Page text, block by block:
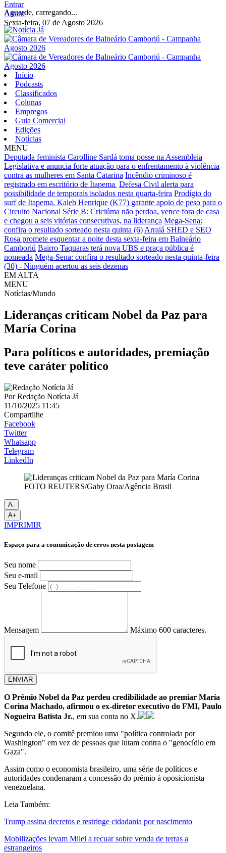
Aguarde, carregando...
Entrar
Assine
Sexta-feira, 07 de Agosto 2026
Início
Podcasts
Classificados
Colunas
Empregos
Guia Comercial
Edições
Notícias
MENU
Deputada feminista Carolline Sardá toma posse na Assembleia
Legislativa e anuncia forte atuação para o enfrentamento à violência
contra as mulheres em Santa Catarina Incêndio criminoso é
registrado em escritório de Itapema Defesa Civil alerta para
possibilidade de temporais isolados nesta quarta-feira Prodígio do
surf de Itapema, Kaleb Henrique (K77) garante apoio de peso para o
Circuito Nacional Série B: Criciúma não perdoa, vence fora de casa
e chegou a seis vitórias consecutivas, na liderança Mega-Sena:
confira o resultado sorteado nesta quinta (6) Arraiá SHED e SEO
Rosa promete esquentar a noite desta sexta-feira em Balneário
Camboriú Bairro Taquaras terá nova UBS e praça pública é
nomeada Mega-Sena: confira o resultado sorteado nesta quinta-feira
(30) - Ninguém acertou as seis dezenas
EM ALTA
MENU
Notícias/Mundo
Lideranças criticam Nobel da Paz para
María Corina
Para políticos e autoridades, premiação
teve caráter político
PorRedação Notícia Já
11/10/2025 11:45
Compartilhe
Facebook
Twitter
Whatsapp
Telegram
LinkedIn
FOTO REUTERS/Gaby Oraa/Agência Brasil
A-
A+
IMPRIMIR
Espaço para a comunicação de erros nesta postagem
Seu nome
Seu e-mail
Seu Telefone
Mensagem Máximo 600 caracteres.
ENVIAR
O Prêmio Nobel da Paz perdeu credibilidade ao premiar María
Corina Machado, afirmou o ex-diretor executivo do FMI, Paulo
Nogueira Batista Jr., em sua conta no X.
Segundo ele, o comitê premiou uma "política controlada por
Washington" em vez de pessoas que lutam contra o "genocídio em
Gaza".
Assim como o economista brasileiro, uma série de políticos e
autoridades condenaram a concessão do prêmio à oposicionista
venezuelana.
Leia Também:
Trump assina decretos e restringe cidadania por nascimento
Mobilizações levam Milei a recuar sobre venda de terras a
estrangeiros